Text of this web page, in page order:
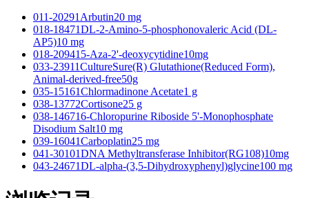
011-20291Arbutin20 mg
018-18471DL-2-Amino-5-phosphonovaleric Acid (DL-
AP5)10 mg
018-209415-Aza-2'-deoxycytidine10mg
033-23911CultureSure(R) Glutathione(Reduced Form),
Animal-derived-free50g
035-15161Chlormadinone Acetate1 g
038-13772Cortisone25 g
038-146716-Chloropurine Riboside 5'-Monophosphate
Disodium Salt10 mg
039-16041Carboplatin25 mg
041-30101DNA Methyltransferase Inhibitor(RG108)10mg
043-24671DL-alpha-(3,5-Dihydroxyphenyl)glycine100 mg